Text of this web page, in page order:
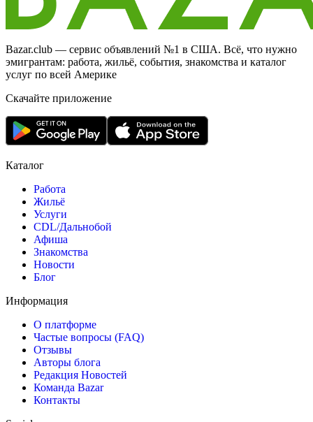
Bazar.club — сервис объявлений №1 в США. Всё, что нужно
эмигрантам: работа, жильё, события, знакомства и каталог
услуг по всей Америке
Скачайте приложение
Каталог
Работа
Жильё
Услуги
CDL/Дальнобой
Афиша
Знакомства
Новости
Блог
Информация
О платформе
Частые вопросы (FAQ)
Отзывы
Авторы блога
Редакция Новостей
Команда Bazar
Контакты